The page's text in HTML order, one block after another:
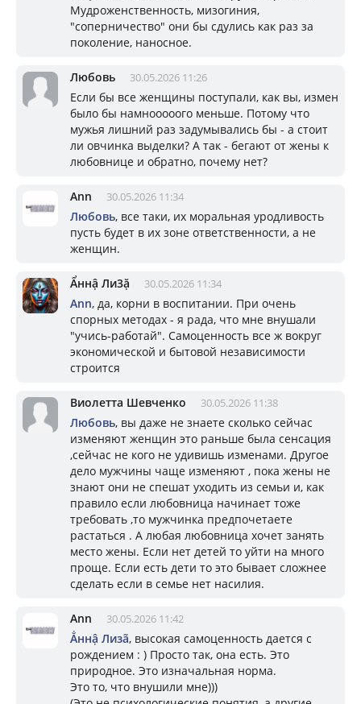
Мудроженственность, мизогиния,
"соперничество" они бы сдулись как раз за
поколение, наносное.
Любовь 30.05.2026 11:26
Если бы все женщины поступали, как вы, измен
было бы намнооооого меньше. Потому что
мужья лишний раз задумывались бы - а стоит
ли овчинка выделки? А так - бегают от жены к
любовнице и обратно, почему нет?
Ann 30.05.2026 11:34
Любовь, все таки, их моральная уродливость
пусть будет в их зоне ответственности, а не
женщин.
Ẩннậ Ли3ặ 30.05.2026 11:34
Ann, да, корни в воспитании. При очень
спорных методах - я рада, что мне внушали
"учись-работай". Самоценность все ж вокруг
экономической и бытовой независимости
строится
Виолетта Шевченко 30.05.2026 11:38
Любовь, вы даже не знаете сколько сейчас
изменяют женщин это раньше была сенсация
,сейчас не кого не удивишь изменами. Другое
дело мужчины чаще изменяют , пока жены не
знают они не спешат уходить из семьи и, как
правило если любовница начинает тоже
требовать ,то мужчинка предпочетаете
растаться . А любая любовница хочет занять
место жены. Если нет детей то уйти на много
проще. Если есть дети то это бывает сложнее
сделать если в семье нет насилия.
Ann 30.05.2026 11:42
Ẳннậ Лизã, высокая самоценность дается с
рождением : ) Просто так, она есть. Это
природное. Это изначальная норма.
Это то, что внушили мне)))